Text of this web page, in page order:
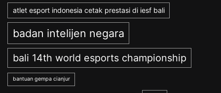
atlet esport indonesia cetak prestasi di iesf bali
badan intelijen negara
bali 14th world esports championship
bantuan gempa cianjur